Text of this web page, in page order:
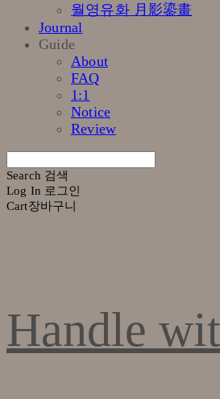
월영유화 月影鎏畫
Journal
Guide
About
FAQ
1:1
Notice
Review
Search 검색
Log In 로그인
Cart장바구니
Handle